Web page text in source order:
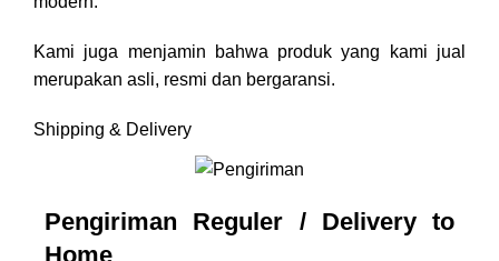
Kami juga menjamin bahwa produk yang kami jual
merupakan asli, resmi dan bergaransi.
Shipping & Delivery
Pengiriman Reguler / Delivery to
Home